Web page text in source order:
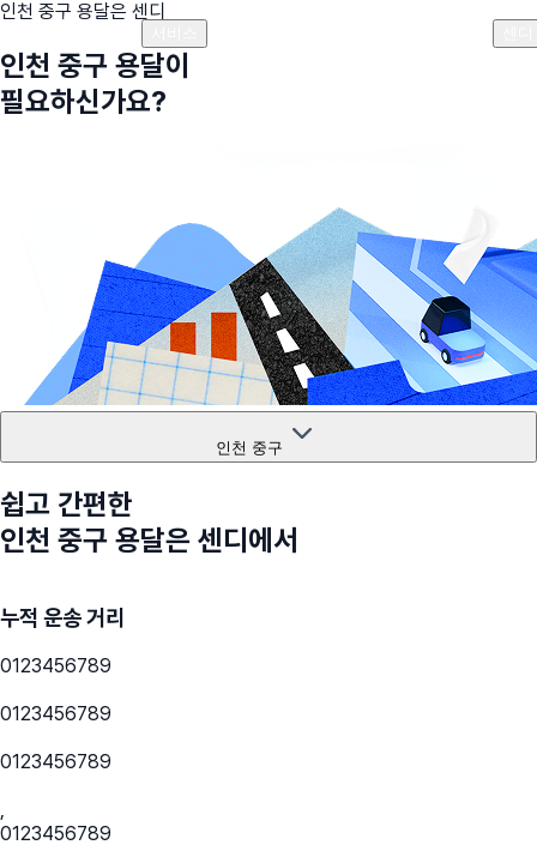
인천 중구 용달은 센디
인천 중구 용달이
필요하신가요?
인천 중구
쉽고 간편한
인천 중구 용달은 센디에서
누적 운송 거리
0123456789
0123456789
0123456789
,
0123456789